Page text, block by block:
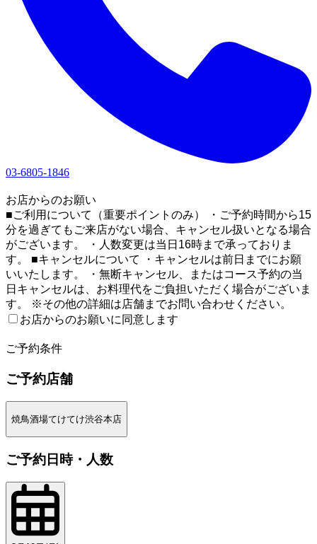
03-6805-1846
お店からのお願い
■ご利用について（重要ポイントのみ） ・ご予約時間から15
分を過ぎてもご来店がない場合、キャンセル扱いとなる場合
がございます。 ・人数変更は当日16時まで承っておりま
す。 ■キャンセルについて ・キャンセルは前日までにお願
いいたします。 ・無断キャンセル、またはコース予約の当
日キャンセルは、お料理代をご負担いただく場合がございま
す。 ※その他の詳細は店舗までお問い合わせください。
お店からのお願いに同意します
ご予約条件
ご予約店舗
焼鳥酒場てけてけ渋谷本店
ご予約日時・人数